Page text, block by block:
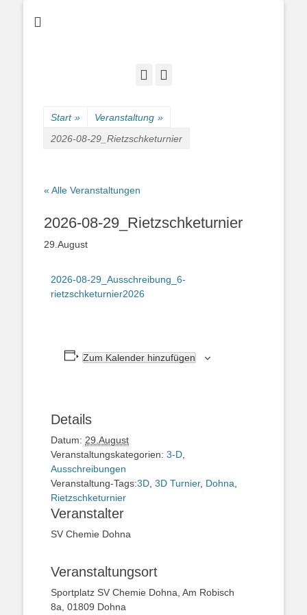
Facebook
Start » Veranstaltung »
2026-08-29_Rietzschketurnier
« Alle Veranstaltungen
2026-08-29_Rietzschketurnier
29.August
2026-08-29_Ausschreibung_6-
rietzschketurnier2026
Zum Kalender hinzufügen
Details
Datum: 29.August
Veranstaltungskategorien: 3-D
Ausschreibungen
Veranstaltung-Tags:3D 3D Turnier, Dohna
Rietzschketurnier
Veranstalter
SV Chemie Dohna
Veranstaltungsort
Sportplatz SV Chemie Dohna, Am Robisch
8a, 01809 Dohna